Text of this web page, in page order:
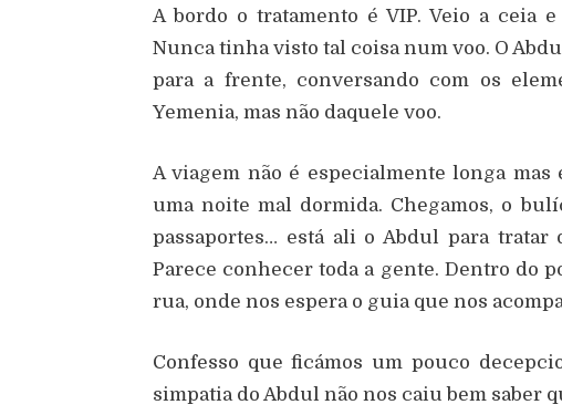
A bordo o tratamento é VIP. Veio a ceia
Nunca tinha visto tal coisa num voo. O
para a frente, conversando com os
Yemenia, mas não daquele voo.
A viagem não é especialmente longa mas
uma noite mal dormida. Chegamos, o
passaportes… está ali o Abdul para tratar
Parece conhecer toda a gente. Dentro do
rua, onde nos espera o guia que nos
Confesso que ficámos um pouco
simpatia do Abdul não nos caiu bem saber